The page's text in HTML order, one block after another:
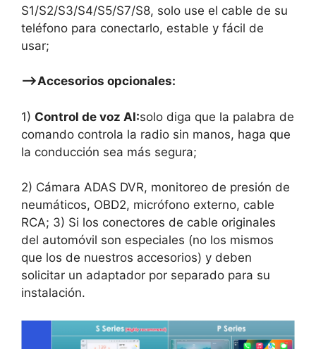
S1/S2/S3/S4/S5/S7/S8, solo use el cable de su
teléfono para conectarlo, estable y fácil de
usar;
—–>Accesorios opcionales:
1) Control de voz AI:solo diga que la palabra de
comando controla la radio sin manos, haga que
la conducción sea más segura;
2) Cámara ADAS DVR, monitoreo de presión de
neumáticos, OBD2, micrófono externo, cable
RCA; 3) Si los conectores de cable originales
del automóvil son especiales (no los mismos
que los de nuestros accesorios) y deben
solicitar un adaptador por separado para su
instalación.